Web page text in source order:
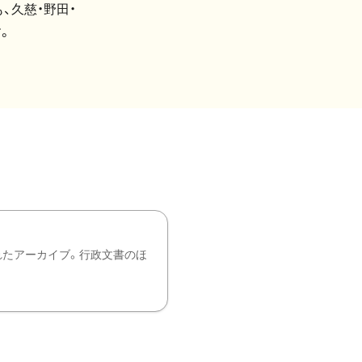
慈・野田・
アーカイブ。行政文書のほ